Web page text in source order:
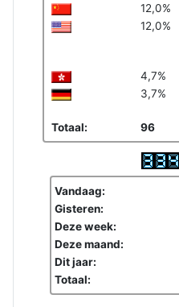
12,0%
12,0%
4,7%
3,7%
Totaal: 96
Vandaag:
Gisteren:
Deze week:
Deze maand:
Dit jaar:
Totaal: